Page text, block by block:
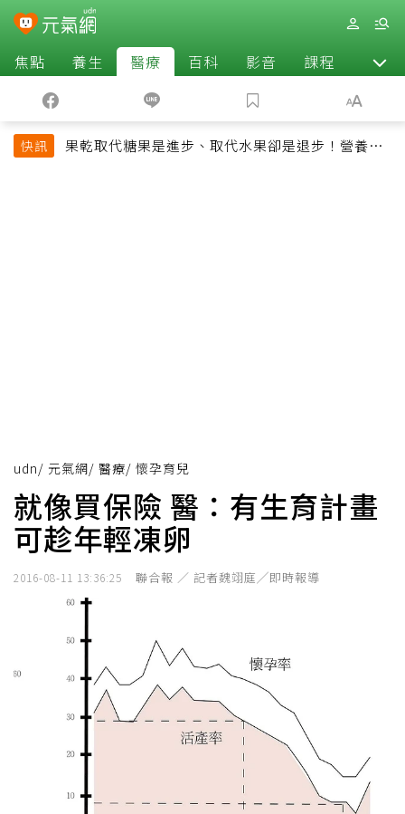
焦點 養生 醫療 百科 影音 課程 退休
快訊
果乾取代糖果是進步、取代水果卻是退步！營養師
udn/ 元氣網/ 醫療/ 懷孕育兒
就像買保險 醫：有生育計畫
可趁年輕凍卵
2016-08-11 13:36:25 聯合報 ／ 記者魏翊庭╱即時報導